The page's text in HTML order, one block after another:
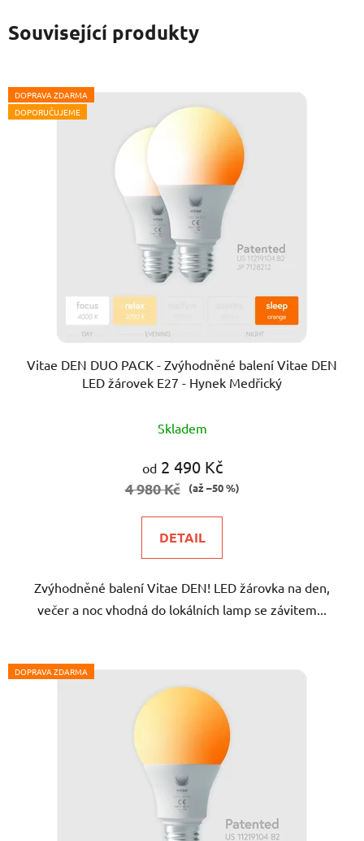
Související produkty
DOPRAVA ZDARMA
DOPORUČUJEME
Vitae DEN DUO PACK - Zvýhodněné balení Vitae DEN
LED žárovek E27 - Hynek Medřický
hodnocení
produktu
5
Skladem
od2 490 Kč
4 980 Kč (až –50 %)
DETAIL
Zvýhodněné balení Vitae DEN! LED žárovka na den,
večer a noc vhodná do lokálních lamp se závitem...
DOPRAVA ZDARMA